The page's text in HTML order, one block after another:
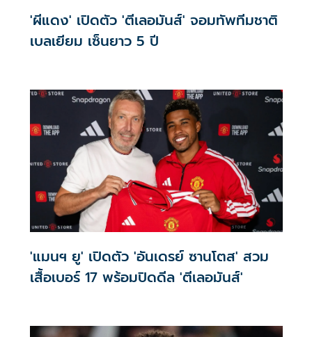
'ผีแดง' เปิดตัว 'ตีเลอมันส์' จอมทัพทีมชาติ
เบลเยียม เซ็นยาว 5 ปี
'แมนฯ ยู' เปิดตัว 'อันเดรย์ ซานโตส' สวม
เสื้อเบอร์ 17 พร้อมปิดดีล 'ตีเลอมันส์'